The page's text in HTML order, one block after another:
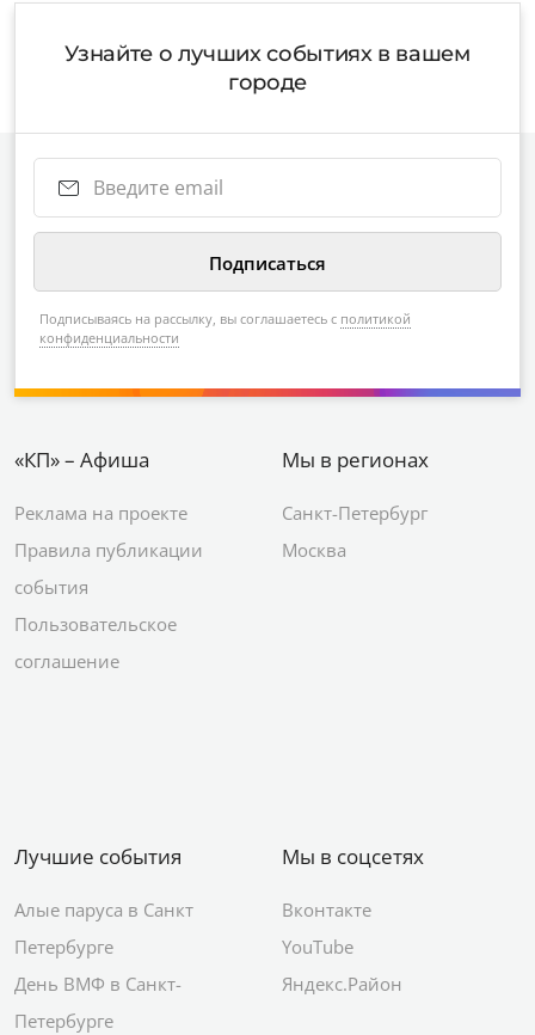
Узнайте о лучших событиях в вашем
городе
Подписываясь на рассылку, вы соглашаетесь с политикой
конфиденциальности
«КП» – Афиша
Реклама на проекте
Правила публикации
события
Пользовательское
соглашение
Мы в регионах
Санкт-Петербург
Москва
Лучшие события
Алые паруса в Санкт
Петербурге
День ВМФ в Санкт-
Петербурге
Мы в соцсетях
Вконтакте
YouTube
Яндекс.Район